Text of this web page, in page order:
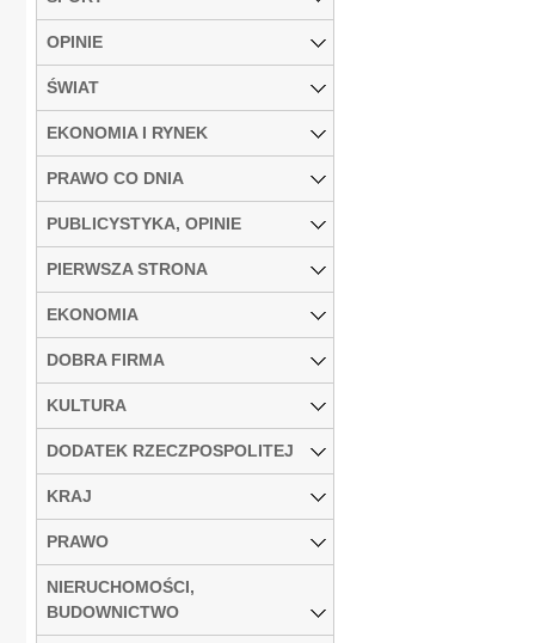
OPINIE
ŚWIAT
EKONOMIA I RYNEK
PRAWO CO DNIA
PUBLICYSTYKA, OPINIE
PIERWSZA STRONA
EKONOMIA
DOBRA FIRMA
KULTURA
DODATEK RZECZPOSPOLITEJ
KRAJ
PRAWO
NIERUCHOMOŚCI,
BUDOWNICTWO